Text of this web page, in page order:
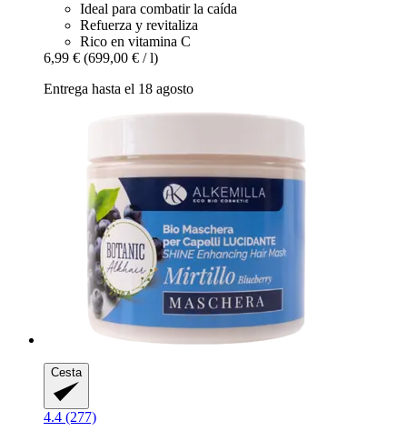
Ideal para combatir la caída
Refuerza y revitaliza
Rico en vitamina C
6,99 € (699,00 € / l)
Entrega hasta el 18 agosto
Cesta
4.4 (277)